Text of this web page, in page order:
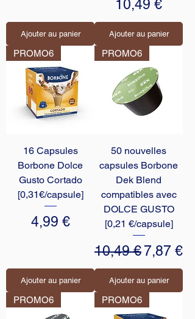
Ajouter au panier
Prix
10,49 €
Ajouter au panier
PROMO6
16 Capsules
Borbone Dolce
Gusto Cortado
[0,31€/capsule]
Prix
4,99 €
Ajouter au panier
PROMO6
50 nouvelles
capsules Borbone
Dek Blend
compatibles avec
DOLCE GUSTO
[0,21 €/capsule]
Prix original
10,49 €Prix
7,87 €
Ajouter au panier
PROMO6 PROMO6